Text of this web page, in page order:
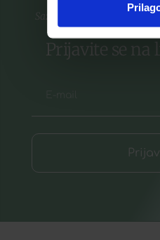
Saznajte prvi za nove
Prijavite se na